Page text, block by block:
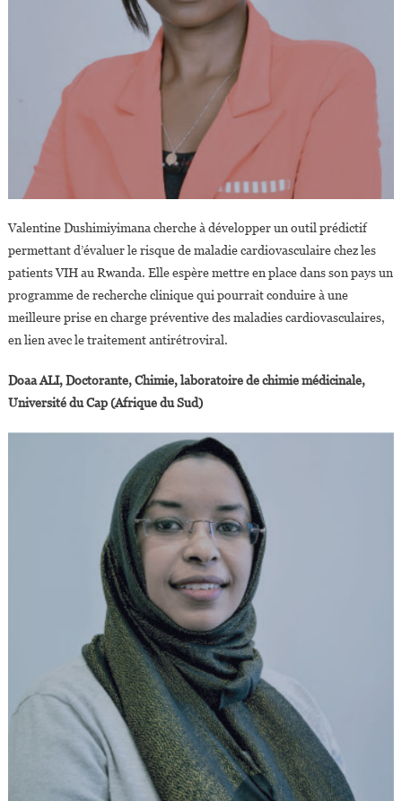
Valentine Dushimiyimana cherche à développer un outil prédictif
permettant d’évaluer le risque de maladie cardiovasculaire chez les
patients VIH au Rwanda. Elle espère mettre en place dans son pays un
programme de recherche clinique qui pourrait conduire à une
meilleure prise en charge préventive des maladies cardiovasculaires,
en lien avec le traitement antirétroviral.
Doaa ALI, Doctorante, Chimie, laboratoire de chimie médicinale,
Université du Cap (Afrique du Sud)